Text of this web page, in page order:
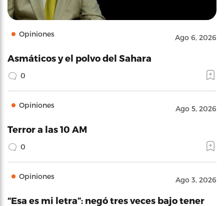
Opiniones Ago 6, 2026
Asmáticos y el polvo del Sahara
0
Opiniones Ago 5, 2026
Terror a las 10 AM
0
Opiniones Ago 3, 2026
“Esa es mi letra”: negó tres veces bajo tener